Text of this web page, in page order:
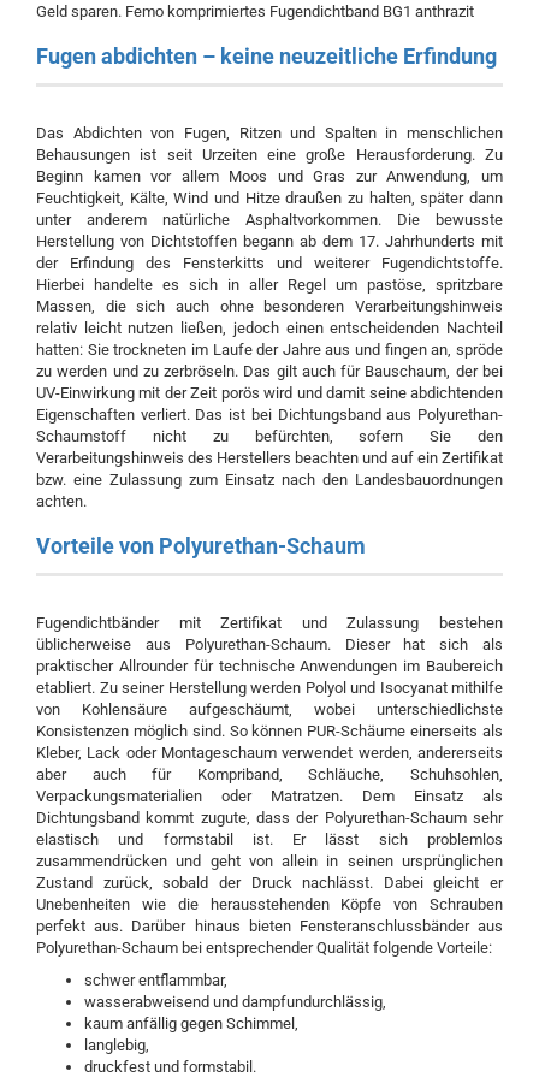
Geld sparen. Femo komprimiertes Fugendichtband BG1 anthrazit
Fugen abdichten – keine neuzeitliche Erfindung
Das Abdichten von Fugen, Ritzen und Spalten in menschlichen
Behausungen ist seit Urzeiten eine große Herausforderung. Zu
Beginn kamen vor allem Moos und Gras zur Anwendung, um
Feuchtigkeit, Kälte, Wind und Hitze draußen zu halten, später dann
unter anderem natürliche Asphaltvorkommen. Die bewusste
Herstellung von Dichtstoffen begann ab dem 17. Jahrhunderts mit
der Erfindung des Fensterkitts und weiterer Fugendichtstoffe.
Hierbei handelte es sich in aller Regel um pastöse, spritzbare
Massen, die sich auch ohne besonderen Verarbeitungshinweis
relativ leicht nutzen ließen, jedoch einen entscheidenden Nachteil
hatten: Sie trockneten im Laufe der Jahre aus und fingen an, spröde
zu werden und zu zerbröseln. Das gilt auch für Bauschaum, der bei
UV-Einwirkung mit der Zeit porös wird und damit seine abdichtenden
Eigenschaften verliert. Das ist bei Dichtungsband aus Polyurethan-
Schaumstoff nicht zu befürchten, sofern Sie den
Verarbeitungshinweis des Herstellers beachten und auf ein Zertifikat
bzw. eine Zulassung zum Einsatz nach den Landesbauordnungen
achten.
Vorteile von Polyurethan-Schaum
Fugendichtbänder mit Zertifikat und Zulassung bestehen
üblicherweise aus Polyurethan-Schaum. Dieser hat sich als
praktischer Allrounder für technische Anwendungen im Baubereich
etabliert. Zu seiner Herstellung werden Polyol und Isocyanat mithilfe
von Kohlensäure aufgeschäumt, wobei unterschiedlichste
Konsistenzen möglich sind. So können PUR-Schäume einerseits als
Kleber, Lack oder Montageschaum verwendet werden, andererseits
aber auch für Kompriband, Schläuche, Schuhsohlen,
Verpackungsmaterialien oder Matratzen. Dem Einsatz als
Dichtungsband kommt zugute, dass der Polyurethan-Schaum sehr
elastisch und formstabil ist. Er lässt sich problemlos
zusammendrücken und geht von allein in seinen ursprünglichen
Zustand zurück, sobald der Druck nachlässt. Dabei gleicht er
Unebenheiten wie die herausstehenden Köpfe von Schrauben
perfekt aus. Darüber hinaus bieten Fensteranschlussbänder aus
Polyurethan-Schaum bei entsprechender Qualität folgende Vorteile:
schwer entflammbar,
wasserabweisend und dampfundurchlässig,
kaum anfällig gegen Schimmel,
langlebig,
druckfest und formstabil.